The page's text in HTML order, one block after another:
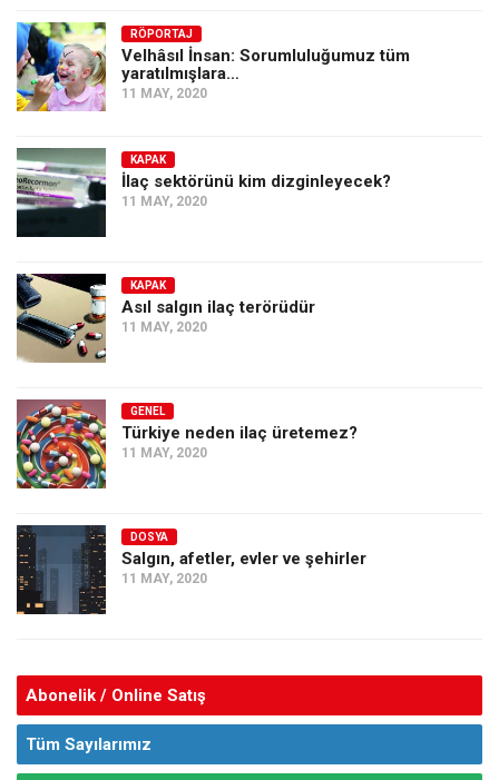
RÖPORTAJ
Velhâsıl İnsan: Sorumluluğumuz tüm
yaratılmışlara…
11 MAY, 2020
KAPAK
İlaç sektörünü kim dizginleyecek?
11 MAY, 2020
KAPAK
Asıl salgın ilaç terörüdür
11 MAY, 2020
GENEL
Türkiye neden ilaç üretemez?
11 MAY, 2020
DOSYA
Salgın, afetler, evler ve şehirler
11 MAY, 2020
Abonelik / Online Satış
Tüm Sayılarımız